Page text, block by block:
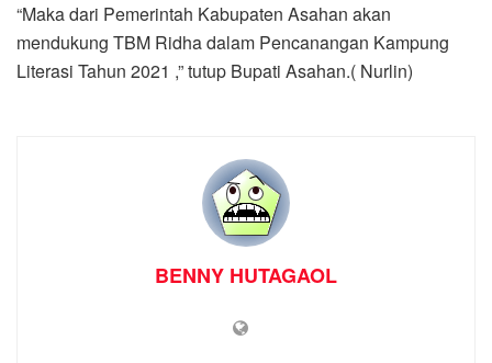
“Maka dari Pemerintah Kabupaten Asahan akan
mendukung TBM Ridha dalam Pencanangan Kampung
Literasi Tahun 2021 ,” tutup Bupati Asahan.( Nurlin)
BENNY HUTAGAOL